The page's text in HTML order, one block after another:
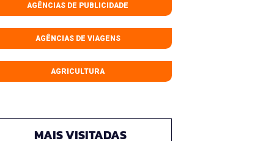
AGÊNCIAS DE PUBLICIDADE
AGÊNCIAS DE VIAGENS
AGRICULTURA
MAIS VISITADAS